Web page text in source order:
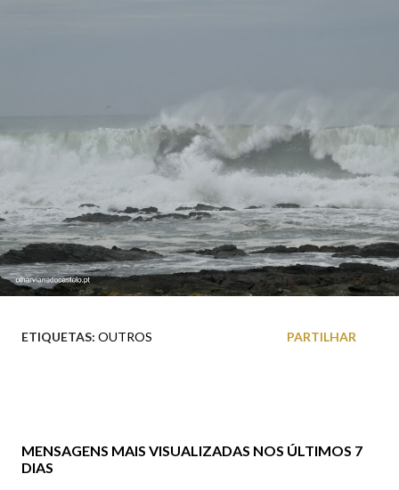
ETIQUETAS: OUTROS PARTILHAR
MENSAGENS MAIS VISUALIZADAS NOS ÚLTIMOS 7
DIAS